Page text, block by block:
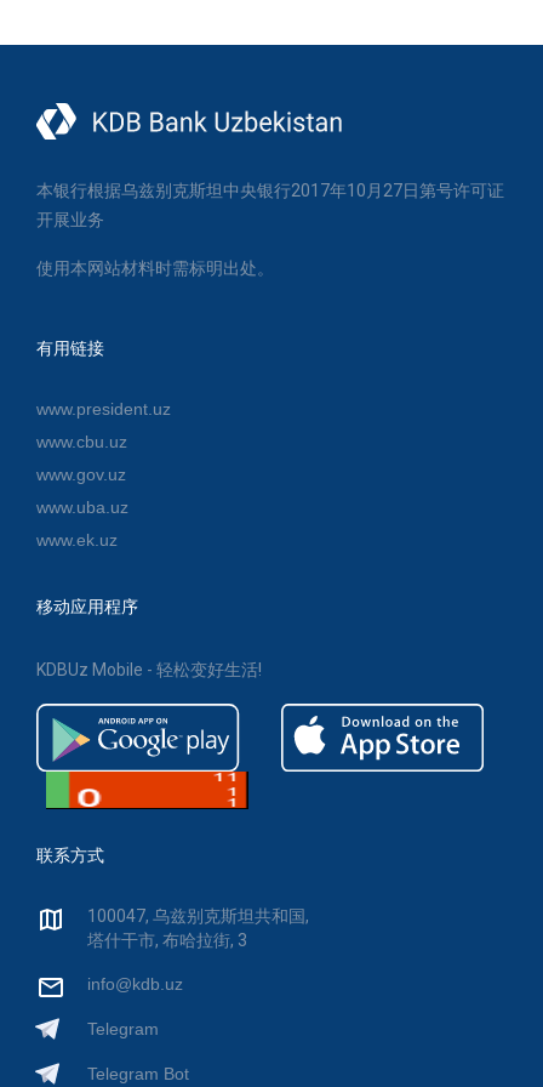
本银行根据乌兹别克斯坦中央银行2017年10月27日第号许可证
开展业务
使用本网站材料时需标明出处。
有用链接
www.president.uz
www.cbu.uz
www.gov.uz
www.uba.uz
www.ek.uz
移动应用程序
KDBUz Mobile - 轻松变好生活!
联系方式
100047, 乌兹别克斯坦共和国,
塔什干市, 布哈拉街, 3
info@kdb.uz
Telegram
Telegram Bot